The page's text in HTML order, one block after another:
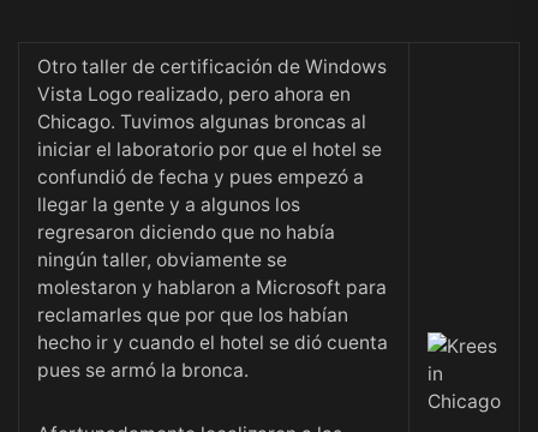
Otro taller de certificación de Windows
Vista Logo realizado, pero ahora en
Chicago. Tuvimos algunas broncas al
iniciar el laboratorio por que el hotel se
confundió de fecha y pues empezó a
llegar la gente y a algunos los
regresaron diciendo que no había
ningún taller, obviamente se
molestaron y hablaron a Microsoft para
reclamarles que por que los habían
hecho ir y cuando el hotel se dió cuenta
pues se armó la bronca.